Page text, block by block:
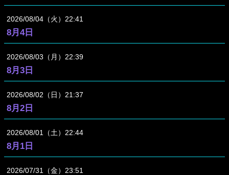
2026 08 04 （火） 22:41
8月4日
2026 08 03 （月） 22:39
8月3日
2026 08 02 （日） 21:37
8月2日
2026 08 01 （土） 22:44
8月1日
2026 07 31 （金） 23:51